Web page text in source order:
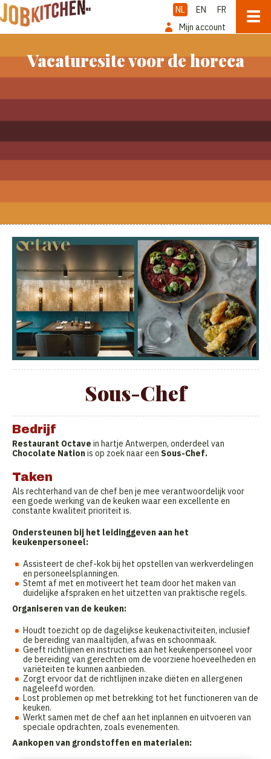
NL EN
FR
Mijn account
Vacaturesite voor de horeca
Sous-Chef
Bedrijf
Restaurant Octave in hartje Antwerpen, onderdeel van
Chocolate Nationis op zoek naar een Sous-Chef.
Taken
Als rechterhand van de chef ben je mee verantwoordelijk voor
een goede werking van de keuken waar een excellente en
constante kwaliteit prioriteit is.
Ondersteunen bij het leidinggeven aan het
keukenpersoneel:
Assisteert de chef-kok bij het opstellen van werkverdelingen
en personeelsplanningen.
Stemt af met en motiveert het team door het maken van
duidelijke afspraken en het uitzetten van praktische regels.
Organiseren van de keuken:
Houdt toezicht op de dagelijkse keukenactiviteiten, inclusief
de bereiding van maaltijden, afwas en schoonmaak.
Geeft richtlijnen en instructies aan het keukenpersoneel voor
de bereiding van gerechten om de voorziene hoeveelheden en
variëteiten te kunnen aanbieden.
Zorgt ervoor dat de richtlijnen inzake diëten en allergenen
nageleefd worden.
Lost problemen op met betrekking tot het functioneren van de
keuken.
Werkt samen met de chef aan het inplannen en uitvoeren van
speciale opdrachten, zoals evenementen.
Aankopen van grondstoffen en materialen: